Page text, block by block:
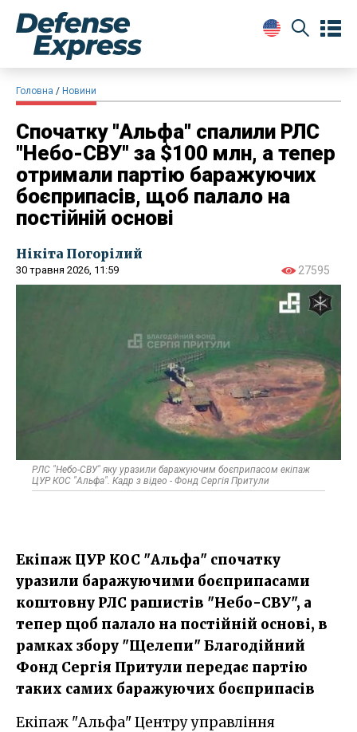
Головна Новини
Спочатку "Альфа" спалили РЛС
"Небо-СВУ" за $100 млн, а тепер
отримали партію баражуючих
боєприпасів, щоб палало на
постійній основі
Нікіта Погорілий
30 травня 2026, 11:59 27595
РЛС "Небо-СВУ" яку уразили баражуючим боєприпасом екіпаж
ЦУР КОС "Альфа". Кадр з відео - Фонд Сергія Притули
Екіпаж ЦУР КОС "Альфа" спочатку
уразили баражуючими боєприпасами
коштовну РЛС рашистів "Небо-СВУ", а
тепер щоб палало на постійній основі, в
рамках збору "Щелепи" Благодійний
Фонд Сергія Притули передає партію
таких самих баражуючих боєприпасів
Екіпаж "Альфа" Центру управління